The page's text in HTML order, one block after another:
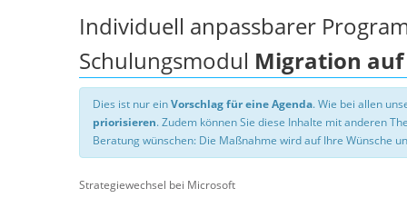
Individuell anpassbarer
Schulungsmodul Migration auf
Dies ist nur einVorschlag für eine Agenda. Wie bei allen
priorisieren. Zudem können Sie diese Inhalte mit anderen
Beratung wünschen: Die Maßnahme wird auf Ihre Wünsche
Strategiewechsel bei Microsoft